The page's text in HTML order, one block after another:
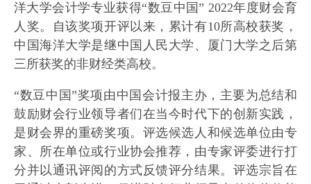
洋大学会计学专业获得“数豆中国” 2022年度财会育
人奖。自该奖项开评以来，累计有10所高校获奖，
中国海洋大学是继中国人民大学、厦门大学之后第
三所获奖的非财经类高校。
“数豆中国”奖项由中国会计报主办，主要为总结和
鼓励财会行业领导者们在当今时代下的创新实践，
是财会界的重磅奖项。评选候选人和候选单位由专
家、所在单位或行业协会推荐，由专家评委进行打
分并以通讯评阅的方式反馈评分结果。评选宗旨在